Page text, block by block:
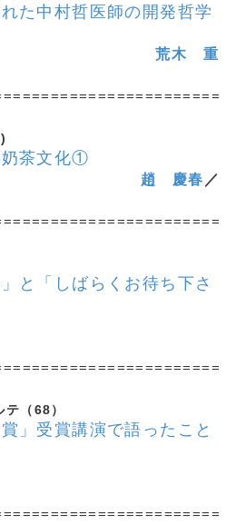
た中村哲医師の開発哲学
荒木 重
奶茶文化①
趙 慶春 ／
と「しばらくお待ち下さ
（68）
」受賞講演で語ったこと